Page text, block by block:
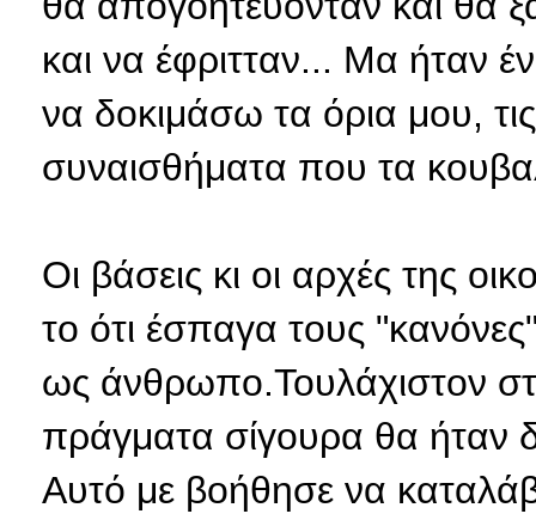
και να έφριτταν... Μα ήταν
να δοκιμάσω τα όρια μου,
συναισθήματα που τα
Οι βάσεις κι οι αρχές της
το ότι έσπαγα τους
ως άνθρωπο.Τουλάχιστον
πράγματα σίγουρα θα ήταν
Αυτό με βοήθησε να